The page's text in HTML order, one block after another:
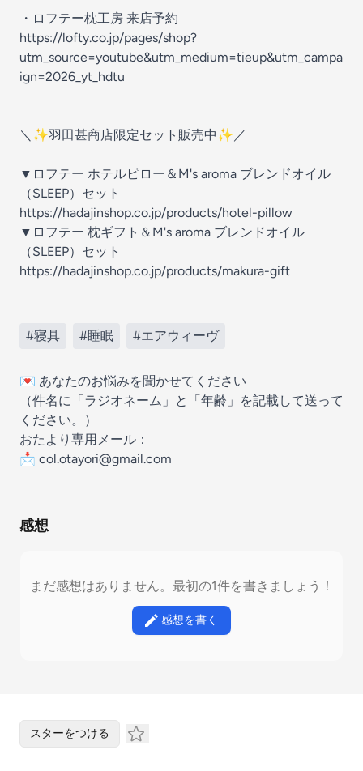
・ロフテー枕工房 来店予約
https://lofty.co.jp/pages/shop?
utm_source=youtube&utm_medium=tieup&utm_campa
ign=2026_yt_hdtu
＼✨羽田甚商店限定セット販売中✨／
▼ロフテー ホテルピロー＆M's aroma ブレンドオイル
（SLEEP）セット
https://hadajinshop.co.jp/products/hotel-pillow
▼ロフテー 枕ギフト＆M's aroma ブレンドオイル
（SLEEP）セット
https://hadajinshop.co.jp/products/makura-gift
#寝具 #睡眠 #エアウィーヴ
💌 あなたのお悩みを聞かせてください
（件名に「ラジオネーム」と「年齢」を記載して送って
ください。）
おたより専用メール：
📩 col.otayori@gmail.com
感想
まだ感想はありません。最初の1件を書きましょう！
感想を書く
スターをつける